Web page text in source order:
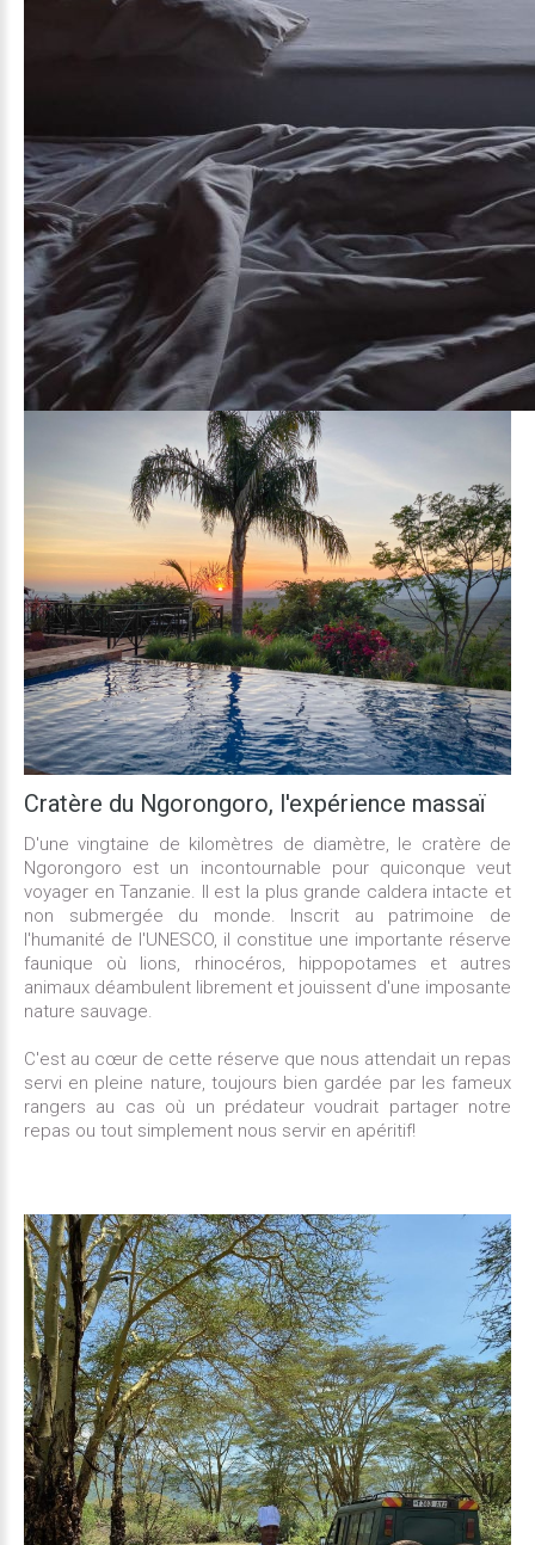
Cratère du Ngorongoro, l'expérience massaï
D'une vingtaine de kilomètres de diamètre, le cratère de
Ngorongoro est un incontournable pour quiconque veut
voyager en Tanzanie. Il est la plus grande caldera intacte et
non submergée du monde. Inscrit au patrimoine de
l'humanité de l'UNESCO, il constitue une importante réserve
faunique où lions, rhinocéros, hippopotames et autres
animaux déambulent librement et jouissent d'une imposante
nature sauvage.
C'est au cœur de cette réserve que nous attendait un repas
servi en pleine nature, toujours bien gardée par les fameux
rangers au cas où un prédateur voudrait partager notre
repas ou tout simplement nous servir en apéritif!